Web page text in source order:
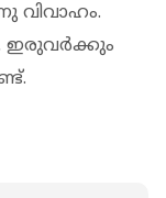
വിവാഹം.
ഇരുവര്‍ക്കും